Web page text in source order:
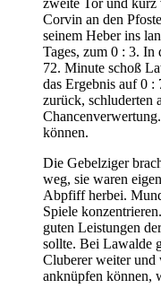
Corvin an den
seinem Heber ins
Tages, zum 0 : 3. In
72. Minute schoß
das Ergebnis auf 0 :
zurück, schluderten
können.
Die Gebelziger
weg, sie waren
Abpfiff herbei.
Spiele
guten Leistungen
sollte. Bei Lawalde
Cluberer weiter und
anknüpfen können,